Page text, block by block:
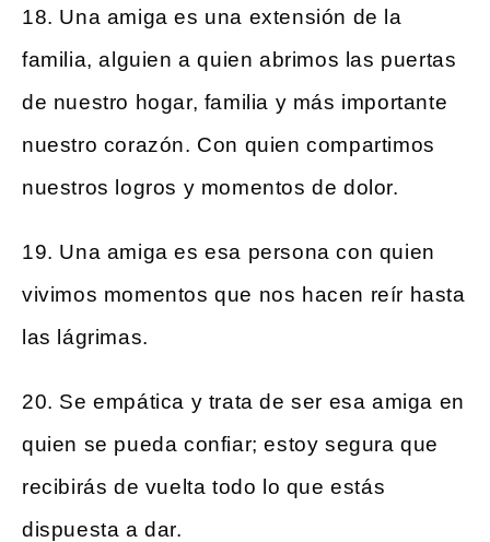
18. Una amiga es una extensión de la
familia, alguien a quien abrimos las puertas
de nuestro hogar, familia y más importante
nuestro corazón. Con quien compartimos
nuestros logros y momentos de dolor.
19. Una amiga es esa persona con quien
vivimos momentos que nos hacen reír hasta
las lágrimas.
20. Se empática y trata de ser esa amiga en
quien se pueda confiar; estoy segura que
recibirás de vuelta todo lo que estás
dispuesta a dar.